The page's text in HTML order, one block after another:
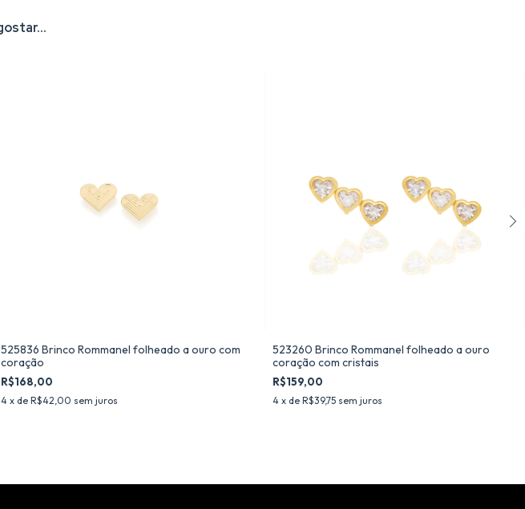
525836 Brinco Rommanel folheado a ouro com
coração
R$168,00
4 x de R$42,00 sem juros
523260 Brinco Rommanel folheado a ouro
coração com cristais
R$159,00
4 x deR$39,75 sem juros